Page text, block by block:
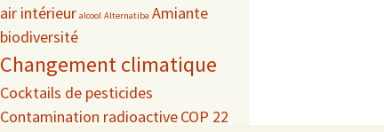
air intérieur alcool Alternatiba Amiante
biodiversité
Changement climatique
Cocktails de pesticides
Contamination radioactiveCOP 22